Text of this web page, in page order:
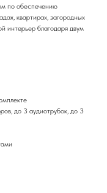
по обеспечению
квартирах, загородных
интерьер благодаря двум
до 3 аудиотрубок, до 3